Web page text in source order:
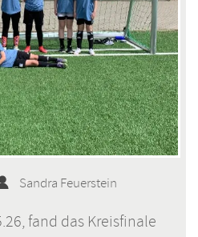
Sandra Feuerstein
fand das Kreisfinale